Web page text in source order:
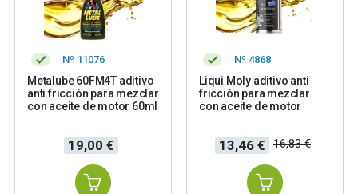
Nº 11076
Metalube 60FM4T aditivo
anti fricción para mezclar
con aceite de motor 60ml
Precio
19,00 €
Nº 4868
Liqui Moly aditivo anti
fricción para mezclar
con aceite de motor
Precio
13,46 €
Precio
base
16,83 €